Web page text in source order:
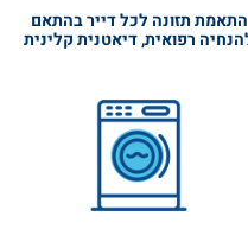
התאמת תזונה לכל דייר בהתאם
רפואית, דיאטנית קלינית